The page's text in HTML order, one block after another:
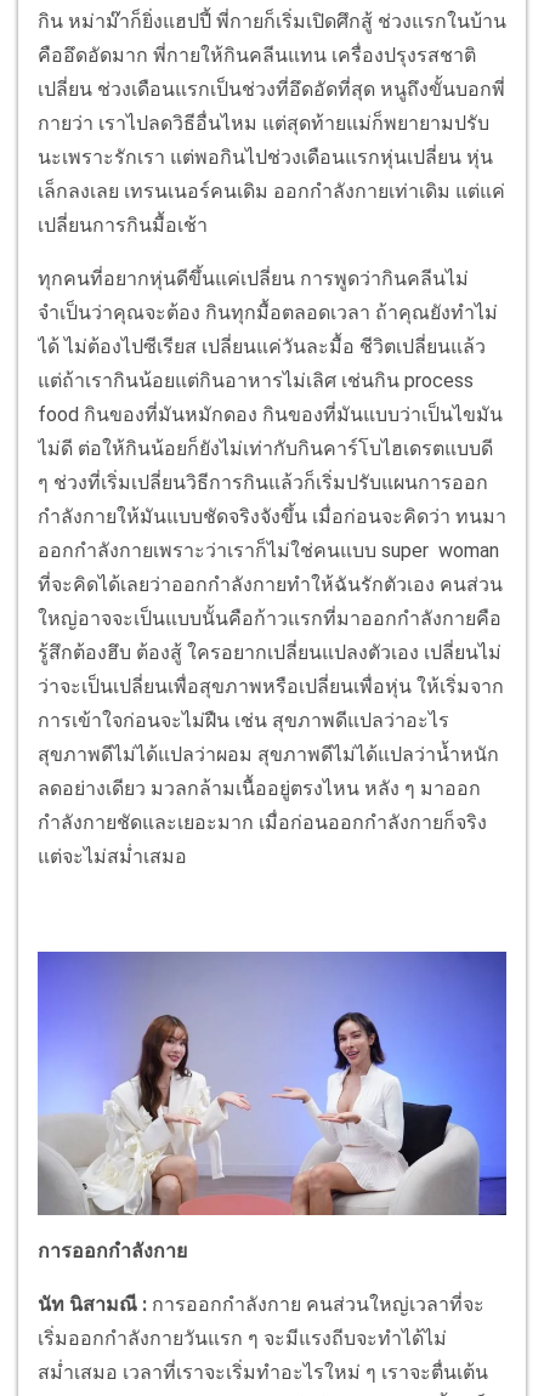
กิน หม่าม๊าก็ยิ่งแฮปปี้ พี่กายก็เริ่มเปิดศึกสู้ ช่วงแรกในบ้าน
คืออึดอัดมาก พี่กายให้กินคลีนแทน เครื่องปรุงรสชาติ
เปลี่ยน ช่วงเดือนแรกเป็นช่วงที่อึดอัดที่สุด หนูถึงขั้นบอกพี่
กายว่า เราไปลดวิธีอื่นไหม แต่สุดท้ายแม่ก็พยายามปรับ
นะเพราะรักเรา แต่พอกินไปช่วงเดือนแรกหุ่นเปลี่ยน หุ่น
เล็กลงเลย เทรนเนอร์คนเดิม ออกกำลังกายเท่าเดิม แต่แค่
เปลี่ยนการกินมื้อเช้า
ทุกคนที่อยากหุ่นดีขึ้นแค่เปลี่ยน การพูดว่ากินคลีนไม่
จำเป็นว่าคุณจะต้อง กินทุกมื้อตลอดเวลา ถ้าคุณยังทำไม่
ได้ ไม่ต้องไปซีเรียส เปลี่ยนแค่วันละมื้อ ชีวิตเปลี่ยนแล้ว
แต่ถ้าเรากินน้อยแต่กินอาหารไม่เลิศ เช่นกิน process
food กินของที่มันหมักดอง กินของที่มันแบบว่าเป็นไขมัน
ไม่ดี ต่อให้กินน้อยก็ยังไม่เท่ากับกินคาร์โบไฮเดรตแบบดี
ๆ ช่วงที่เริ่มเปลี่ยนวิธีการกินแล้วก็เริ่มปรับแผนการออก
กำลังกายให้มันแบบชัดจริงจังขึ้น เมื่อก่อนจะคิดว่า ทนมา
ออกกำลังกายเพราะว่าเราก็ไม่ใช่คนแบบ super woman
ที่จะคิดได้เลยว่าออกกำลังกายทำให้ฉันรักตัวเอง คนส่วน
ใหญ่อาจจะเป็นแบบนั้นคือก้าวแรกที่มาออกกำลังกายคือ
รู้สึกต้องฮึบ ต้องสู้ ใครอยากเปลี่ยนแปลงตัวเอง เปลี่ยนไม่
ว่าจะเป็นเปลี่ยนเพื่อสุขภาพหรือเปลี่ยนเพื่อหุ่น ให้เริ่มจาก
การเข้าใจก่อนจะไม่ฝืน เช่น สุขภาพดีแปลว่าอะไร
สุขภาพดีไม่ได้แปลว่าผอม สุขภาพดีไม่ได้แปลว่าน้ำหนัก
ลดอย่างเดียว มวลกล้ามเนื้ออยู่ตรงไหน หลัง ๆ มาออก
กำลังกายชัดและเยอะมาก เมื่อก่อนออกกำลังกายก็จริง
แต่จะไม่สม่ำเสมอ
การออกกำลังกาย
นัท นิสามณี : การออกกำลังกาย คนส่วนใหญ่เวลาที่จะ
เริ่มออกกำลังกายวันแรก ๆ จะมีแรงถีบจะทำได้ไม่
สม่ำเสมอ เวลาที่เราจะเริ่มทำอะไรใหม่ ๆ เราจะตื่นเต้น